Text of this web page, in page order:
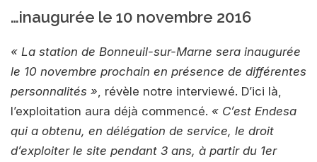
…inaugurée le 10 novembre 2016
« La station de Bonneuil-sur-Marne sera inaugurée
le 10 novembre prochain en présence de différentes
personnalités » , révèle notre interviewé. D’ici là,
l’exploitation aura déjà commencé. « C’est Endesa
qui a obtenu, en délégation de service, le droit
d’exploiter le site pendant 3 ans, à partir du 1er